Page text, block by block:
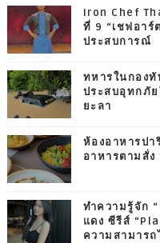
Iron Chef
ที่ 9 “เชฟอาร์
ประสบการณ์
ทหารในกอง
ประสบอุทกภั
ยะลา
ห้องอาหารปา
อาหารตามสั่
ทำความรู้จัก
แดง ซีรีส์
ความสามาร